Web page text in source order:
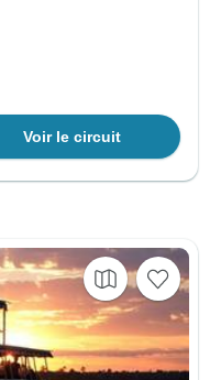
Voir le circuit